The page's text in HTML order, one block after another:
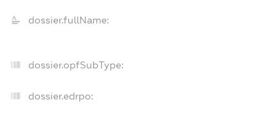
dossier.fullName:
dossier.opfSubType:
dossier.edrpo: